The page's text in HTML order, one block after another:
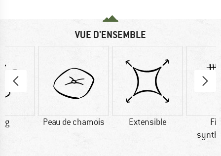
VUE D'ENSEMBLE
g Peau de chamois Extensible